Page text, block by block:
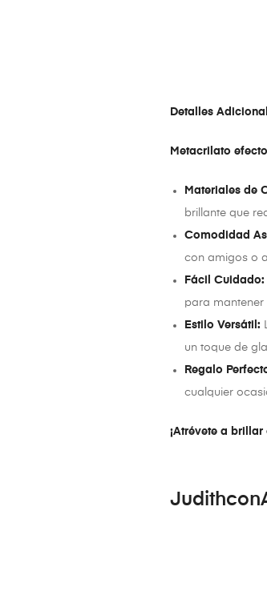
Detalles
Metacrilato
Materiales de
brillante que
Comodidad
con amigos o
Fácil Cuidado:
para mantener
Estilo Versátil:
un toque de
Regalo
cualquier
¡Atrévete a